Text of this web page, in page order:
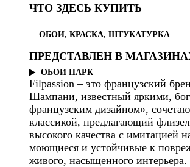
ЧТО ЗДЕСЬ КУПИТЬ
ОБОИ, КРАСКА, ШТУКАТУРКА
ПРЕДСТАВЛЕН В
ОБОИ ПАРК
Filpassion – это французский
Шампани, известный яркими,
французским дизайном»,
классикой, предлагающий
высокого качества с имитацией
моющиеся и устойчивые к
живого, насыщенного интерьера.